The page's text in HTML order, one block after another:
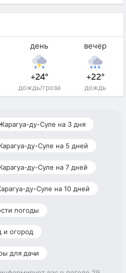
день
+24°
дождь/гроза
вечер
+22°
дождь
ду-Суле на 3 дня
ду-Суле на 5 дней
ду-Суле на 7 дней
ду-Суле на 10 дней
погоды
и огород
для дачи